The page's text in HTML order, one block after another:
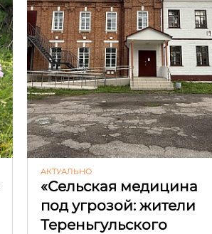
АКТУАЛЬНО
«Сельская медицина
под угрозой: жители
Тереньгульского